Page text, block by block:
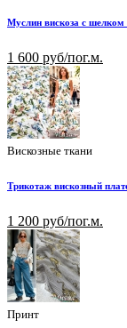
Муслин вискоза с шелком
1 600 руб/пог.м.
Вискозные ткани
Трикотаж вискозный
1 200 руб/пог.м.
Принт